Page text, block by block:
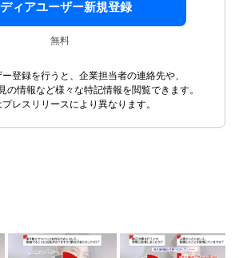
ディアユーザー新規登録
無料
登録を行うと、企業担当者の連絡先や、
の情報など様々な特記情報を閲覧できます。
レスリリースにより異なります。